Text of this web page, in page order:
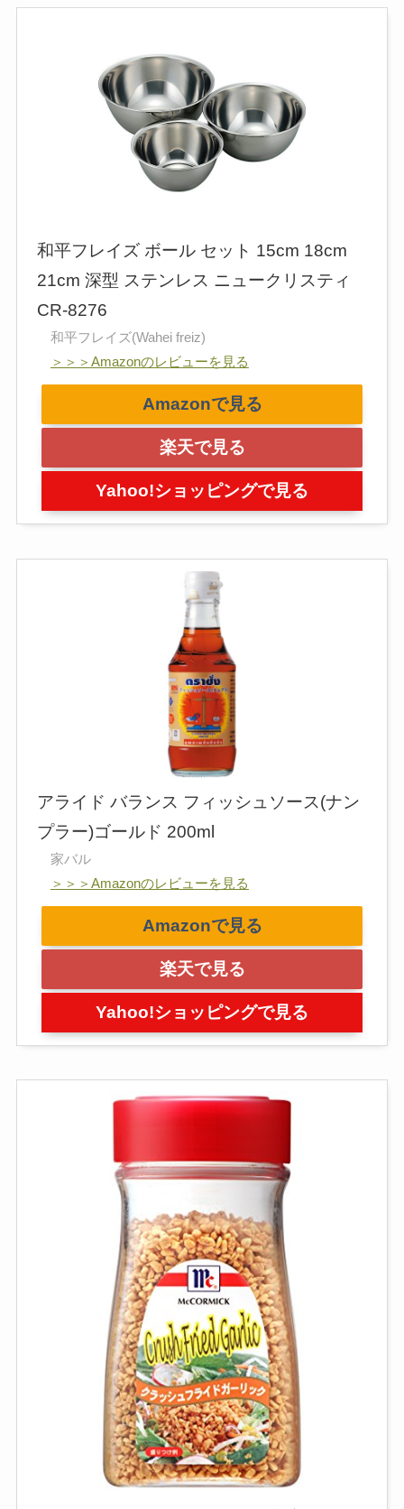
和平フレイズ ボール セット 15cm 18cm
21cm 深型 ステンレス ニュークリスティ
CR-8276
和平フレイズ(Wahei freiz)
＞＞＞Amazonのレビューを見る
Amazonで見る
楽天で見る
Yahoo!ショッピングで見る
アライド バランス フィッシュソース(ナン
プラー)ゴールド 200ml
家バル
＞＞＞Amazonのレビューを見る
Amazonで見る
楽天で見る
Yahoo!ショッピングで見る